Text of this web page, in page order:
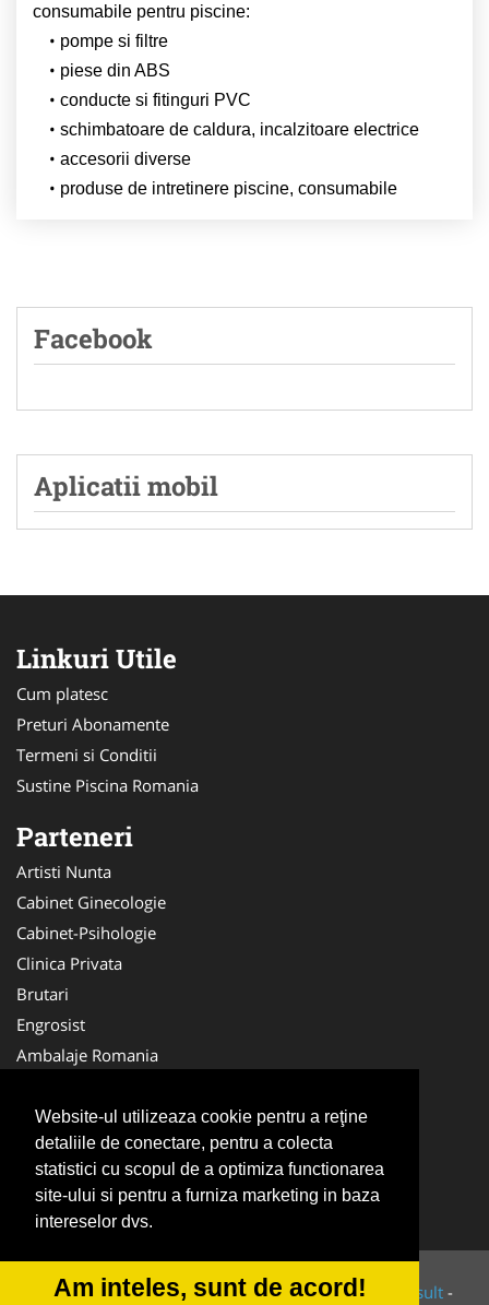
Website-ul utilizeaza cookie pentru a reţine
detaliile de conectare, pentru a colecta
statistici cu scopul de a optimiza functionarea
site-ului si pentru a furniza marketing in baza
intereselor dvs.
Am inteles, sunt de acord!
consumabile pentru piscine:
pompe si filtre
piese din ABS
conducte si fitinguri PVC
schimbatoare de caldura, incalzitoare electrice
accesorii diverse
produse de intretinere piscine, consumabile
Facebook
Aplicatii mobil
Linkuri Utile
Cum platesc
Preturi Abonamente
Termeni si Conditii
Sustine Piscina Romania
Parteneri
Artisti Nunta
Cabinet Ginecologie
Cabinet-Psihologie
Clinica Privata
Brutari
Engrosist
Ambalaje Romania
Tipografi
Medici Familie
Alpinist Utilitar
Cabinet Individual
© 2014-2026 Powered byVilonMedia&Tokaido Consult -